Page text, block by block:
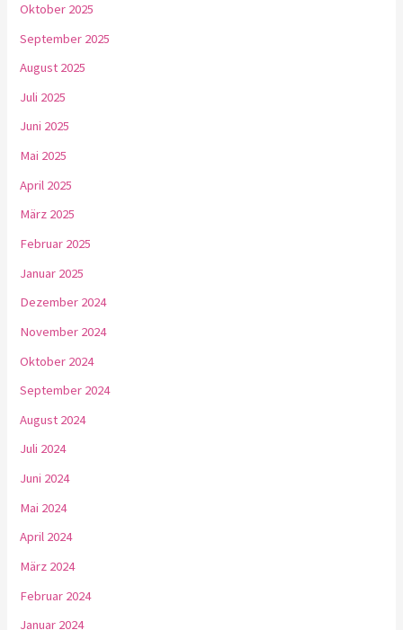
Oktober 2025
September 2025
August 2025
Juli 2025
Juni 2025
Mai 2025
April 2025
März 2025
Februar 2025
Januar 2025
Dezember 2024
November 2024
Oktober 2024
September 2024
August 2024
Juli 2024
Juni 2024
Mai 2024
April 2024
März 2024
Februar 2024
Januar 2024